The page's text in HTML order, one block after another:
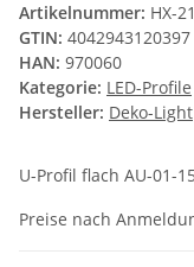
Artikelnummer: HX-
GTIN: 4042943120397
HAN: 970060
Kategorie: LED-Profile
Hersteller: Deko-Light
U-Profil flach AU-01-15
Preise nach